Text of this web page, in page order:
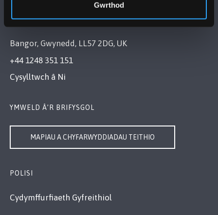
Gwrthod
PRIFYSGOL BANGOR
Bangor, Gwynedd, LL57 2DG, UK
+44 1248 351 151
Cysylltwch â Ni
YMWELD Â’R BRIFYSGOL
MAPIAU A CHYFARWYDDIADAU TEITHIO
POLISI
Cydymffurfiaeth Gyfreithiol